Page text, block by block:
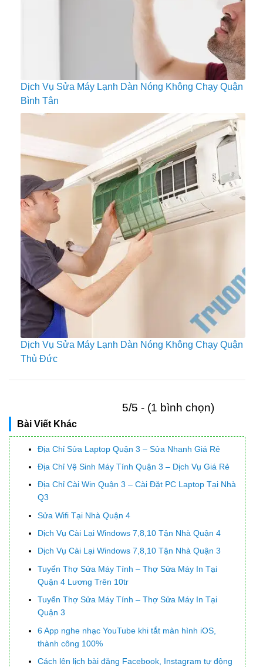
Dịch Vụ Sửa Máy Lạnh Dàn Nóng Không Chạy Quận
Bình Tân
Dịch Vụ Sửa Máy Lạnh Dàn Nóng Không Chạy Quận
Thủ Đức
5/5 - (1 bình chọn)
Bài Viết Khác
Địa Chỉ Sửa Laptop Quận 3 – Sửa Nhanh Giá Rẻ
Địa Chỉ Vệ Sinh Máy Tính Quận 3 – Dịch Vụ Giá Rẻ
Địa Chỉ Cài Win Quận 3 – Cài Đặt PC Laptop Tại Nhà
Q3
Sửa Wifi Tại Nhà Quận 4
Dịch Vụ Cài Lại Windows 7,8,10 Tận Nhà Quận 4
Dịch Vụ Cài Lại Windows 7,8,10 Tận Nhà Quận 3
Tuyển Thợ Sửa Máy Tính – Thợ Sửa Máy In Tại
Quận 4 Lương Trên 10tr
Tuyển Thợ Sửa Máy Tính – Thợ Sửa Máy In Tại
Quận 3
6 App nghe nhạc YouTube khi tắt màn hình iOS,
thành công 100%
Cách lên lịch bài đăng Facebook, Instagram tự động